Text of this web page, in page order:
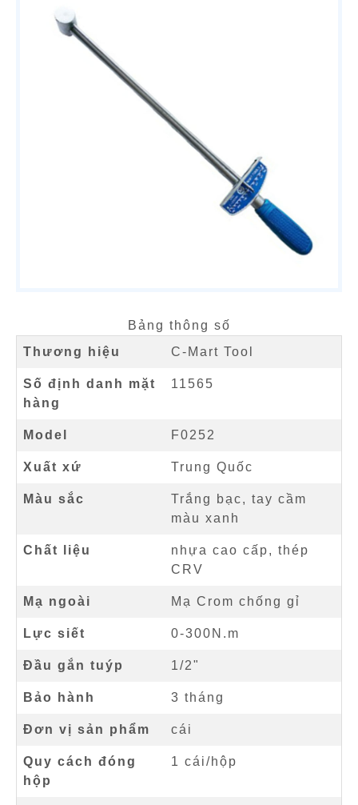
Bảng thông số
Thương hiệu
C-Mart Tool
Số định danh mặt
hàng
11565
Model F0252
Xuất xứ Trung Quốc
Màu sắc
Trắng bạc, tay cầm
màu xanh
Chất liệu
nhựa cao cấp, thép
CRV
Mạ ngoài Mạ Crom chống gỉ
Lực siết 0-300N.m
Đầu gắn tuýp 1/2"
Bảo hành 3 tháng
Đơn vị sản phẩm cái
Quy cách đóng
hộp
1 cái/hộp